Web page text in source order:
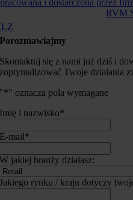
Porozmawiajmy
Skontaktuj się z nami już dziś i
zoptymalizować Twoje działania
"*" oznacza pola wymagane
Imię i nazwisko*
E-mail*
W jakiej branży działasz:
Jakiego rynku / kraju dotyczy